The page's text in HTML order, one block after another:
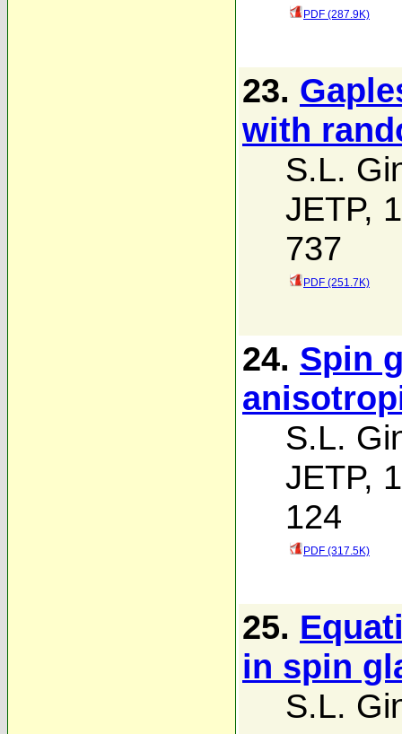
PDF (287.9K)
23.
with
S.L.
JETP,
737
PDF (251.7K)
24. Spin
S.L.
JETP,
124
PDF (317.5K)
25.
in spin
S.L.